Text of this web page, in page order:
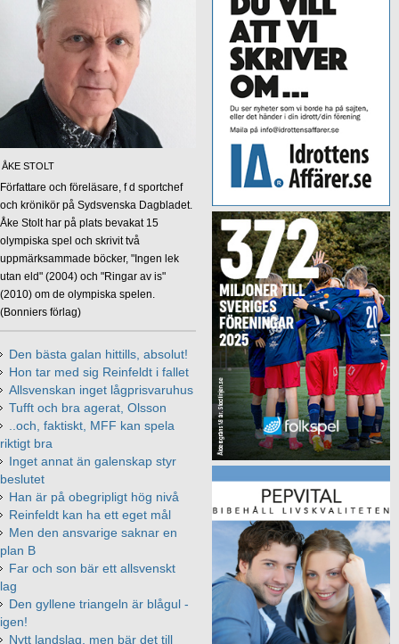
ÅKE STOLT
Författare och föreläsare, f d sportchef
och krönikör på Sydsvenska Dagbladet.
Åke Stolt har på plats bevakat 15
olympiska spel och skrivit två
uppmärksammade böcker, "Ingen lek
utan eld" (2004) och "Ringar av is"
(2010) om de olympiska spelen.
(Bonniers förlag)
Den bästa galan hittills, absolut!
Hon tar med sig Reinfeldt i fallet
Allsvenskan inget lågprisvaruhus
Tufft och bra agerat, Olsson
..och, faktiskt, MFF kan spela
riktigt bra
Inget annat än galenskap styr
beslutet
Han är på obegripligt hög nivå
Reinfeldt kan ha ett eget mål
Men den ansvarige saknar en
plan B
Far och son bär ett allsvenskt
lag
Den gyllene triangeln är blågul -
igen!
Nytt landslag, men bär det till